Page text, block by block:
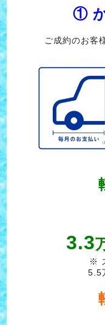
①
ご成約のお客
3.3
※
5.5